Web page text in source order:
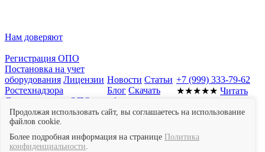
Нам доверяют
Регистрация ОПО
Постановка на учет
оборудования Лицензии
Ростехнадзора
Документы для ОПО
Отчет о
производственном
контроле
Экспертиза
промышленной
Новости Статьи
Блог Скачать
образцы
документов Мы
+7 (999) 333-79-62
★★★★★ Читать
Картах
Продолжая использовать сайт, вы соглашаетесь на использование
файлов cookie.
Более подробная информация на странице Политика
конфиденциальности.